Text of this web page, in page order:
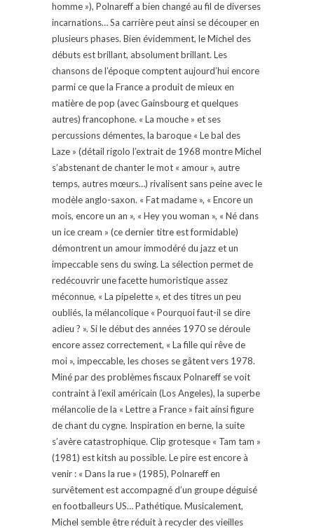
homme »), Polnareff a bien changé au fil de diverses
incarnations… Sa carrière peut ainsi se découper en
plusieurs phases. Bien évidemment, le Michel des
débuts est brillant, absolument brillant. Les
chansons de l’époque comptent aujourd’hui encore
parmi ce que la France a produit de mieux en
matière de pop (avec Gainsbourg et quelques
autres) francophone. « La mouche » et ses
percussions démentes, la baroque « Le bal des
Laze » (détail rigolo l’extrait de 1968 montre Michel
s’abstenant de chanter le mot « amour », autre
temps, autres mœurs…) rivalisent sans peine avec le
modèle anglo-saxon. « Fat madame », « Encore un
mois, encore un an », « Hey you woman », « Né dans
un ice cream » (ce dernier titre est formidable)
démontrent un amour immodéré du jazz et un
impeccable sens du swing. La sélection permet de
redécouvrir une facette humoristique assez
méconnue, « La pipelette », et des titres un peu
oubliés, la mélancolique « Pourquoi faut-il se dire
adieu ? ». Si le début des années 1970 se déroule
encore assez correctement, « La fille qui rêve de
moi », impeccable, les choses se gâtent vers 1978.
Miné par des problèmes fiscaux Polnareff se voit
contraint à l’exil américain (Los Angeles), la superbe
mélancolie de la « Lettre a France » fait ainsi figure
de chant du cygne. Inspiration en berne, la suite
s’avère catastrophique. Clip grotesque « Tam tam »
(1981) est kitsh au possible. Le pire est encore à
venir : « Dans la rue » (1985), Polnareff en
survêtement est accompagné d’un groupe déguisé
en footballeurs US… Pathétique. Musicalement,
Michel semble être réduit à recycler des vieilles